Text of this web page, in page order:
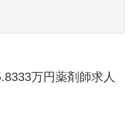
万円薬剤師求人